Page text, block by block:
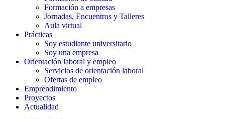
Formación a empresas
Jornadas, Encuentros y Talleres
Aula virtual
Prácticas
Soy estudiante universitario
Soy una empresa
Orientación laboral y empleo
Servicios de orientación laboral
Ofertas de empleo
Emprendimiento
Proyectos
Actualidad